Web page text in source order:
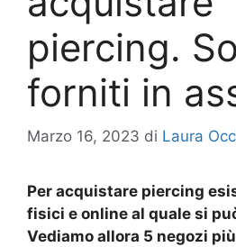
piercing.
forniti in
Marzo 16, 2023 di Laura
Per acquistare piercing
fisici e online al quale si
Vediamo allora 5 negozi